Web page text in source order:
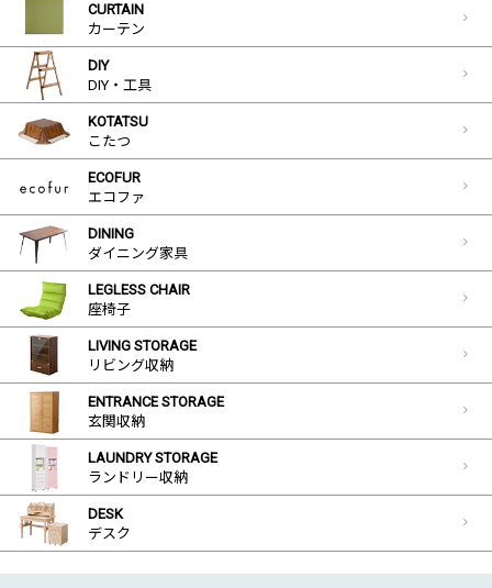
CURTAIN
カーテン
DIY
DIY・工具
KOTATSU
こたつ
ECOFUR
エコファ
DINING
ダイニング家具
LEGLESS CHAIR
座椅子
LIVING STORAGE
リビング収納
ENTRANCE STORAGE
玄関収納
LAUNDRY STORAGE
ランドリー収納
DESK
デスク